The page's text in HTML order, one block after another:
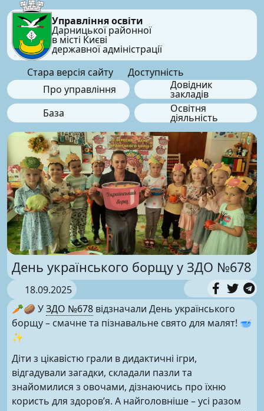
Управління освіти
Дарницької районної
в місті Києві
державної адміністрації
Стара версія сайту
Доступність
Про управління
Довідник
закладів
База
Освітня
діяльність
День українського борщу у ЗДО №678
18.09.2025
🥕🥔 УЗДО №678 відзначали День українського
борщу – смачне та пізнавальне свято для малят! 🥣
✨
Діти з цікавістю грали в дидактичні ігри,
відгадували загадки, складали пазли та
знайомилися з овочами, дізнаючись про їхню
користь для здоров’я. А найголовніше – усі разом